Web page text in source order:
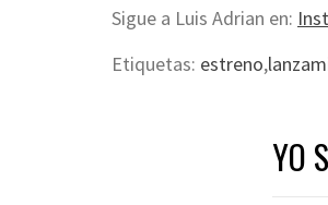
Sigue a Luis Adrian en:
Etiquetas: estreno,
YO